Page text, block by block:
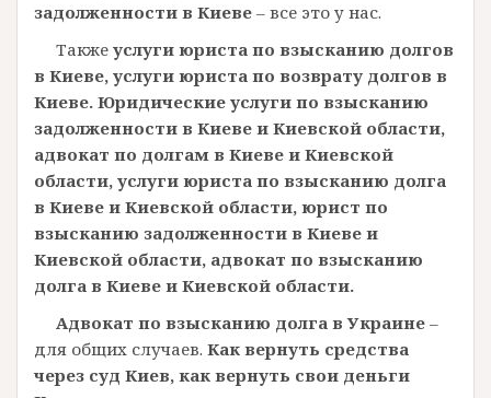
задолженности в Киеве – все это у нас.
Также услуги юриста по взысканию долгов
в Киеве, услуги юриста по возврату долгов в
Киеве. Юридические услуги по взысканию
задолженности в Киеве и Киевской области,
адвокат по долгам в Киеве и Киевской
области, услуги юриста по взысканию долга
в Киеве и Киевской области, юрист по
взысканию задолженности в Киеве и
Киевской области, адвокат по взысканию
долга в Киеве и Киевской области.
Адвокат по взысканию долга в Украине –
для общих случаев. Как вернуть средства
через суд Киев, как вернуть свои деньги